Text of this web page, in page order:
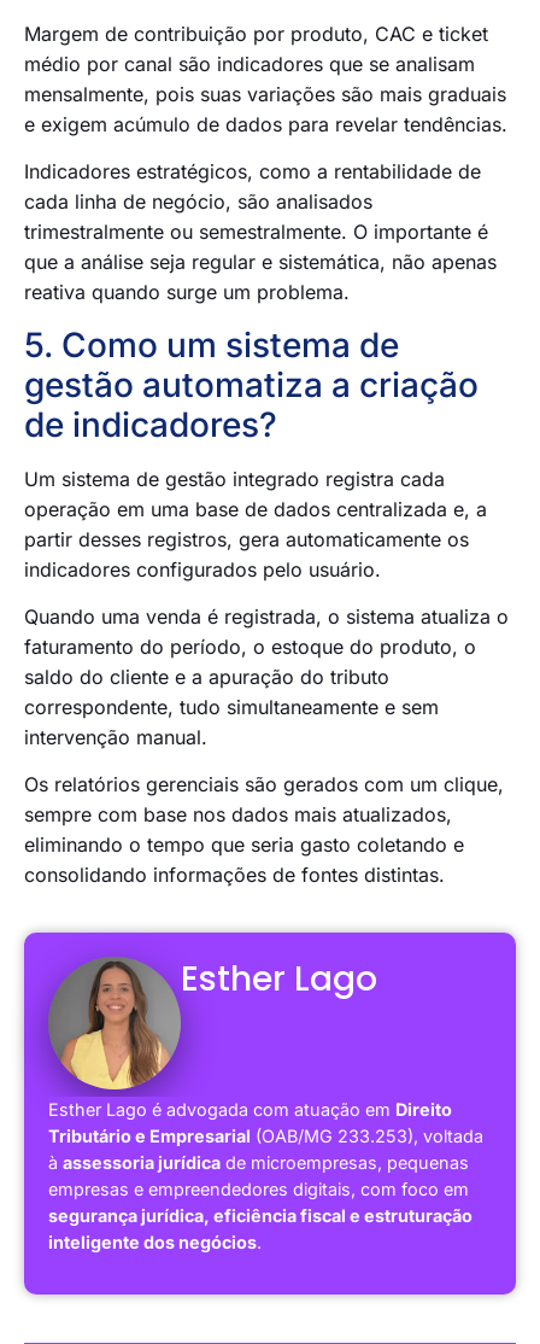
Margem de contribuição por produto, CAC e ticket
médio por canal são indicadores que se analisam
mensalmente, pois suas variações são mais graduais
e exigem acúmulo de dados para revelar tendências.
Indicadores estratégicos, como a rentabilidade de
cada linha de negócio, são analisados
trimestralmente ou semestralmente. O importante é
que a análise seja regular e sistemática, não apenas
reativa quando surge um problema.
5. Como um sistema de
gestão automatiza a criação
de indicadores?
Um sistema de gestão integrado registra cada
operação em uma base de dados centralizada e, a
partir desses registros, gera automaticamente os
indicadores configurados pelo usuário.
Quando uma venda é registrada, o sistema atualiza o
faturamento do período, o estoque do produto, o
saldo do cliente e a apuração do tributo
correspondente, tudo simultaneamente e sem
intervenção manual.
Os relatórios gerenciais são gerados com um clique,
sempre com base nos dados mais atualizados,
eliminando o tempo que seria gasto coletando e
consolidando informações de fontes distintas.
Esther Lago
Esther Lago é advogada com atuação em Direito
Tributário e Empresarial (OAB/MG 233.253), voltada
à assessoria jurídica de microempresas, pequenas
empresas e empreendedores digitais, com foco em
segurança jurídica, eficiência fiscal e estruturação
inteligente dos negócios.